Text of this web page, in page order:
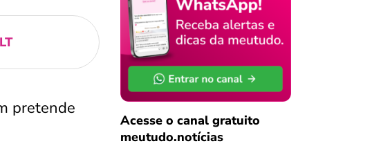
pretende
Acesse o canal gratuito
meutudo.notícias